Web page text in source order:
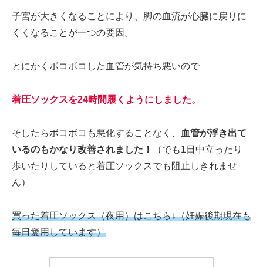
子宮が大きくなることにより、脚の血流が心臓に戻りに
くくなることが一つの要因。
とにかくボコボコした血管が気持ち悪いので
着圧ソックスを24時間履くようにしました。
そしたらボコボコも悪化することなく、
血管が浮き出て
いるのもかなり改善されました！
（でも1日中立ったり
歩いたりしていると着圧ソックスでも阻止しきれませ
ん）
買った着圧ソックス（夜用）はこちら↓（妊娠後期現在も
毎日愛用しています）